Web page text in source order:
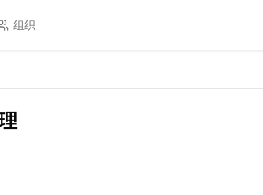
组织